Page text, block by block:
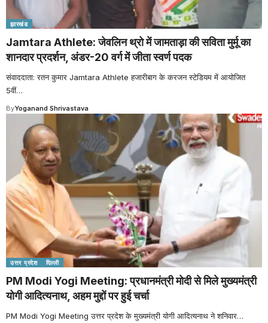
झारखंड
Jamtara Athlete: जेवलिन थ्रो में जामताड़ा की सविता मुर्मू का
शानदार प्रदर्शन, अंडर-20 वर्ग में जीता स्वर्ण पदक
संवाददाता: रतन कुमार Jamtara Athlete हजारीबाग के करजन स्टेडियम में आयोजित
5वीं…
ByYoganand Shrivastava
उत्तर प्रदेश दिल्ली
PM Modi Yogi Meeting: प्रधानमंत्री मोदी से मिले मुख्यमंत्री
योगी आदित्यनाथ, अहम मुद्दों पर हुई चर्चा
PM Modi Yogi Meeting उत्तर प्रदेश के मुख्यमंत्री योगी आदित्यनाथ ने शनिवार…